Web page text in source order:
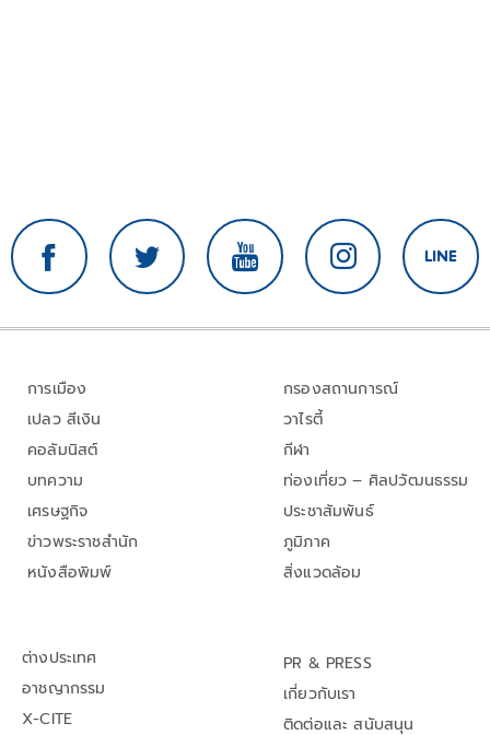
การเมือง
เปลว สีเงิน
คอลัมนิสต์
บทความ
เศรษฐกิจ
ข่าวพระราชสำนัก
หนังสือพิมพ์
กรองสถานการณ์
วาไรตี้
กีฬา
ท่องเที่ยว – ศิลปวัฒนธรรม
ประชาสัมพันธ์
ภูมิภาค
สิ่งแวดล้อม
ต่างประเทศ
อาชญากรรม
X-CITE
PR & PRESS
เกี่ยวกับเรา
ติดต่อและ สนับสนุน